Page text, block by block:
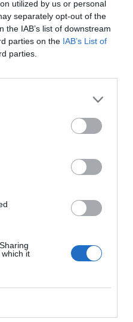
utilized by us or personal
separately opt-out of the
IAB’s list of downstream
parties on the IAB’s List of
parties.
it
une
de